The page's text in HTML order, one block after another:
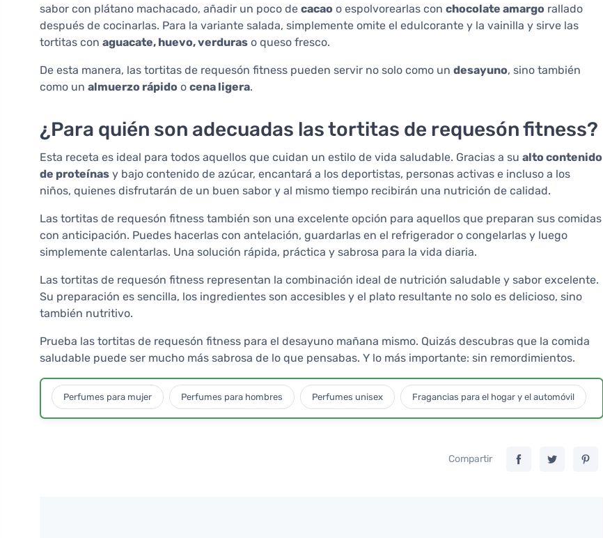
sabor con plátano machacado, añadir un poco de cacao o espolvorearlas con chocolate amargo rallado
después de cocinarlas. Para la variante salada, simplemente omite el edulcorante y la vainilla y sirve las
tortitas con aguacate, huevo, verduras o queso fresco.
De esta manera, las tortitas de requesón fitness pueden servir no solo como un desayuno, sino también
como un almuerzo rápido o cena ligera.
¿Para quién son adecuadas las tortitas de requesón fitness?
Esta receta es ideal para todos aquellos que cuidan un estilo de vida saludable. Gracias a su alto contenido
de proteínas y bajo contenido de azúcar, encantará a los deportistas, personas activas e incluso a los
niños, quienes disfrutarán de un buen sabor y al mismo tiempo recibirán una nutrición de calidad.
Las tortitas de requesón fitness también son una excelente opción para aquellos que preparan sus comidas
con anticipación. Puedes hacerlas con antelación, guardarlas en el refrigerador o congelarlas y luego
simplemente calentarlas. Una solución rápida, práctica y sabrosa para la vida diaria.
Las tortitas de requesón fitness representan la combinación ideal de nutrición saludable y sabor excelente.
Su preparación es sencilla, los ingredientes son accesibles y el plato resultante no solo es delicioso, sino
también nutritivo.
Prueba las tortitas de requesón fitness para el desayuno mañana mismo. Quizás descubras que la comida
saludable puede ser mucho más sabrosa de lo que pensabas. Y lo más importante: sin remordimientos.
Perfumes para mujer Perfumes para hombres Perfumes unisex Fragancias para el hogar y el automóvil
Compartir